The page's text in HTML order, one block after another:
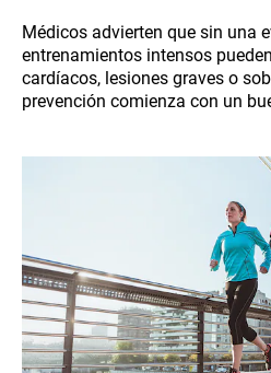
Médicos advierten que sin una
entrenamientos intensos
cardíacos, lesiones graves o
prevención comienza con un